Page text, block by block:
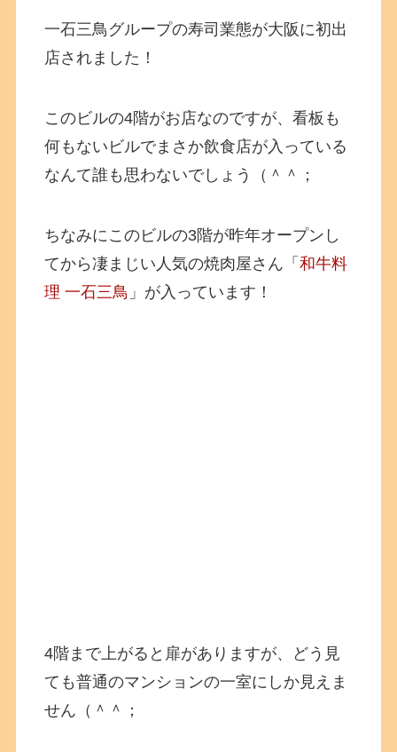
一石三鳥グループの寿司業態が大阪に初出
店されました！
このビルの4階がお店なのですが、看板も
何もないビルでまさか飲食店が入っている
なんて誰も思わないでしょう（＾＾；
ちなみにこのビルの3階が昨年オープンし
てから凄まじい人気の焼肉屋さん「和牛料
理 一石三鳥 」が入っています！
4階まで上がると扉がありますが、どう見
ても普通のマンションの一室にしか見えま
せん（＾＾；